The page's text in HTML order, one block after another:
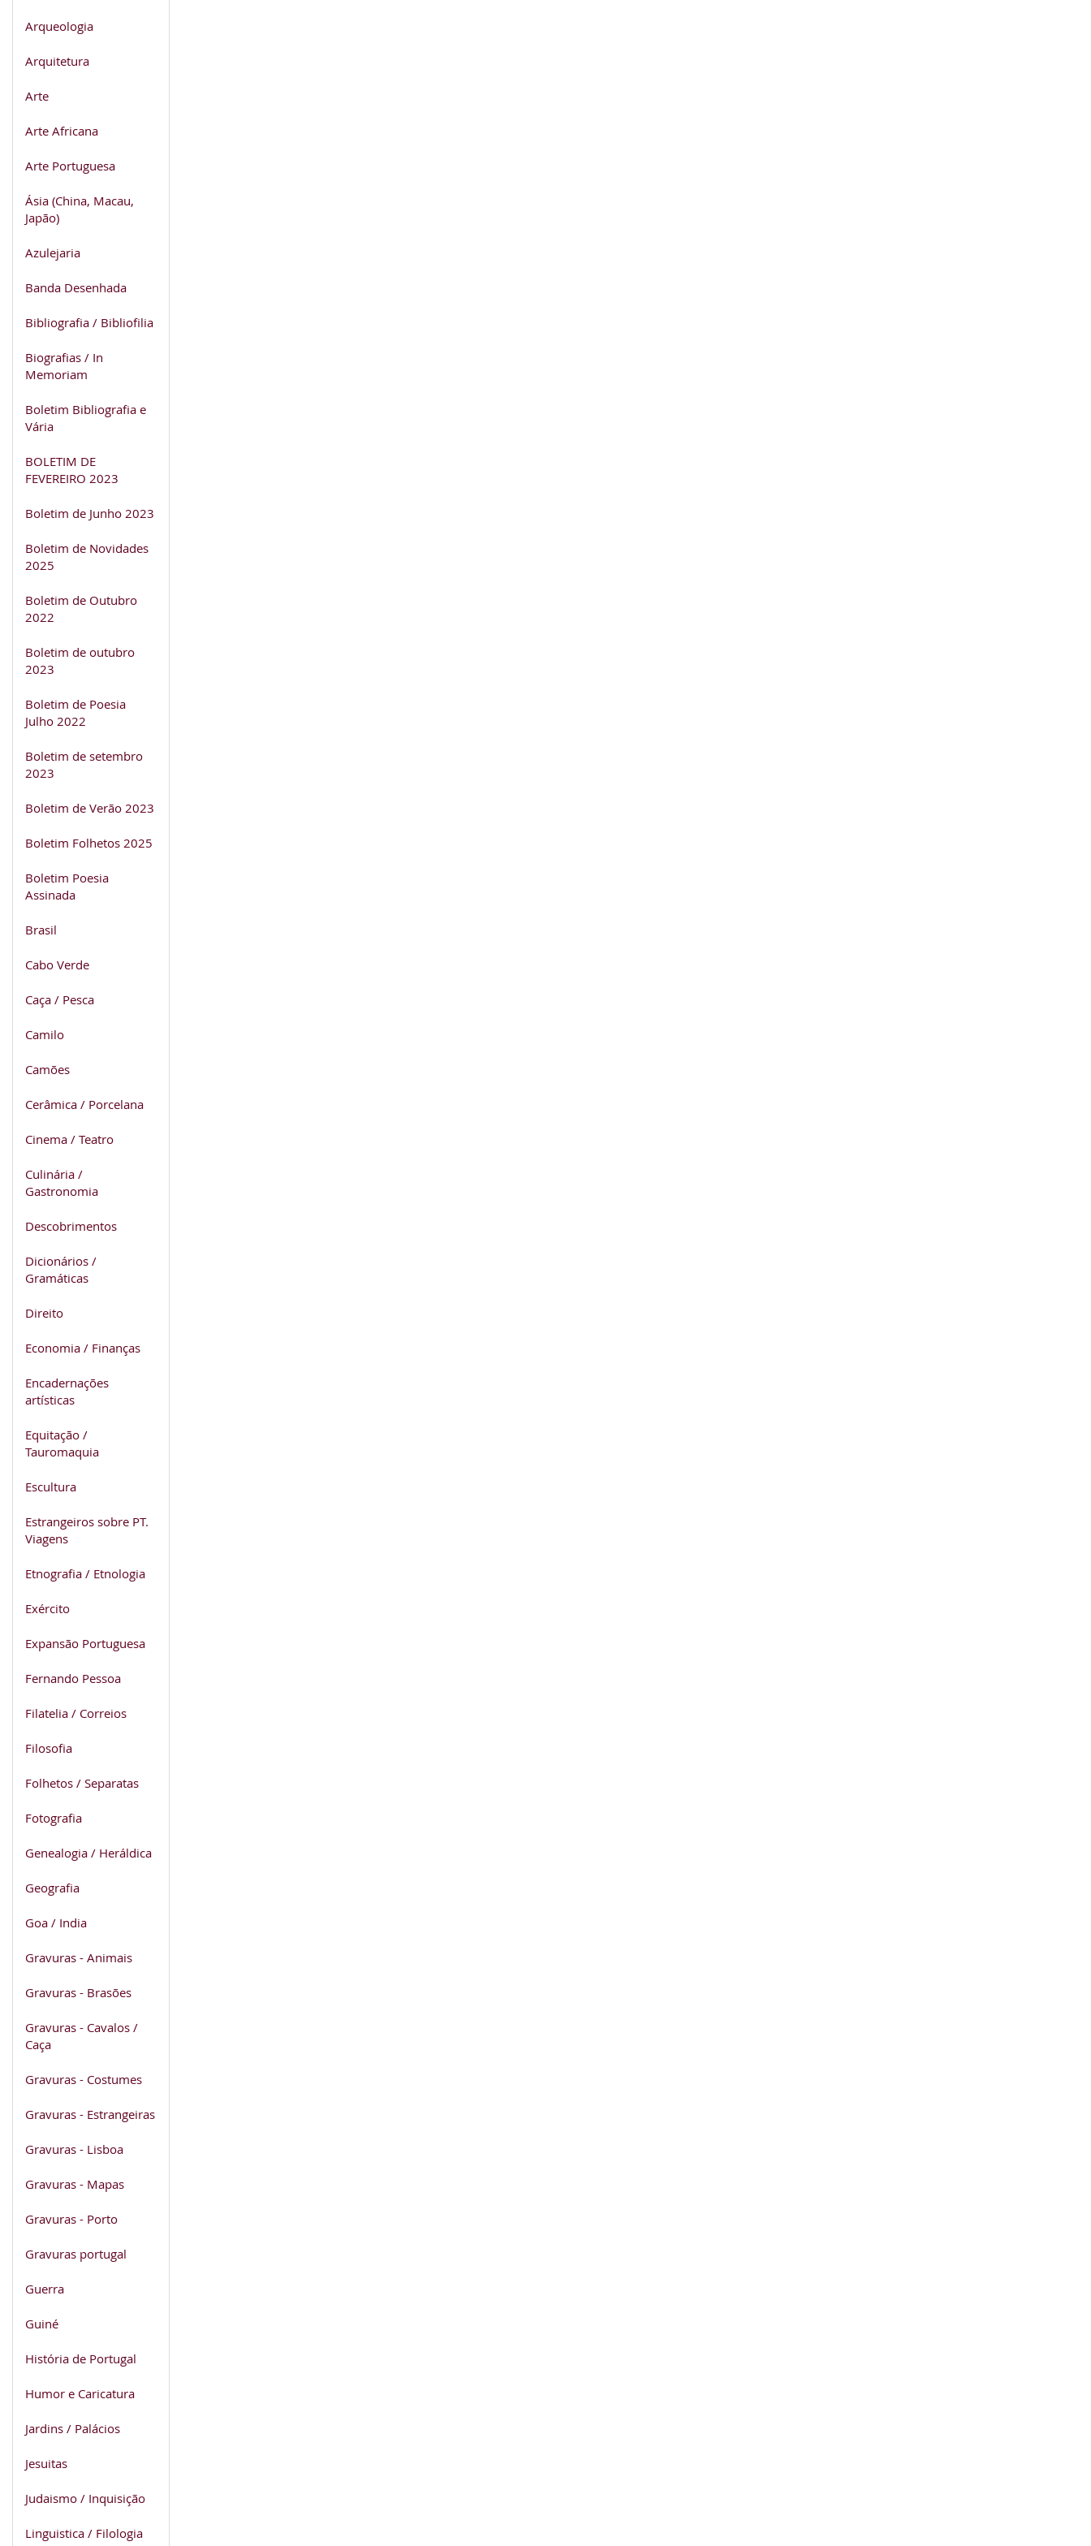
Arqueologia
Arquitetura
Arte
Arte Africana
Arte Portuguesa
Ásia (China, Macau,
Japão)
Azulejaria
Banda Desenhada
Bibliografia / Bibliofilia
Biografias / In
Memoriam
Boletim Bibliografia e
Vária
BOLETIM DE
FEVEREIRO 2023
Boletim de Junho 2023
Boletim de Novidades
2025
Boletim de Outubro
2022
Boletim de outubro
2023
Boletim de Poesia
Julho 2022
Boletim de setembro
2023
Boletim de Verão 2023
Boletim Folhetos 2025
Boletim Poesia
Assinada
Brasil
Cabo Verde
Caça / Pesca
Camilo
Camões
Cerâmica / Porcelana
Cinema / Teatro
Culinária /
Gastronomia
Descobrimentos
Dicionários /
Gramáticas
Direito
Economia / Finanças
Encadernações
artísticas
Equitação /
Tauromaquia
Escultura
Estrangeiros sobre PT.
Viagens
Etnografia / Etnologia
Exército
Expansão Portuguesa
Fernando Pessoa
Filatelia / Correios
Filosofia
Folhetos / Separatas
Fotografia
Genealogia / Heráldica
Geografia
Goa / India
Gravuras - Animais
Gravuras - Brasões
Gravuras - Cavalos /
Caça
Gravuras - Costumes
Gravuras - Estrangeiras
Gravuras - Lisboa
Gravuras - Mapas
Gravuras - Porto
Gravuras portugal
Guerra
Guiné
História de Portugal
Humor e Caricatura
Jardins / Palácios
Jesuitas
Judaismo / Inquisição
Linguistica / Filologia